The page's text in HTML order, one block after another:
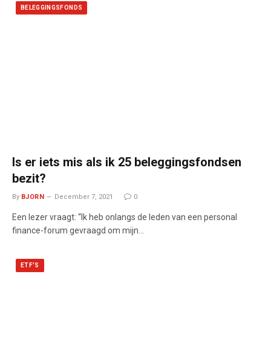
BELEGGINGSFONDS
Is er iets mis als ik 25 beleggingsfondsen
bezit?
By BJORN December 7, 2021 0
Een lezer vraagt: “Ik heb onlangs de leden van een personal
finance-forum gevraagd om mijn…
ETF'S